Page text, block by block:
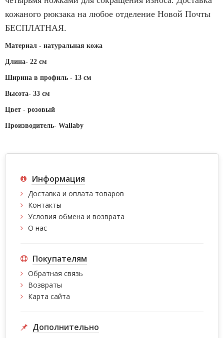
кожаного рюкзака на любое отделение Новой Почты
БЕСПЛАТНАЯ.
Материал - натуральная кожа
Длина- 22 см
Ширина в профиль - 13 см
Высота- 33 см
Цвет - розовый
Производитель- Wallaby
Информация
Доставка и оплата товаров
Контакты
Условия обмена и возврата
О нас
Покупателям
Обратная связь
Возвраты
Карта сайта
Дополнительно